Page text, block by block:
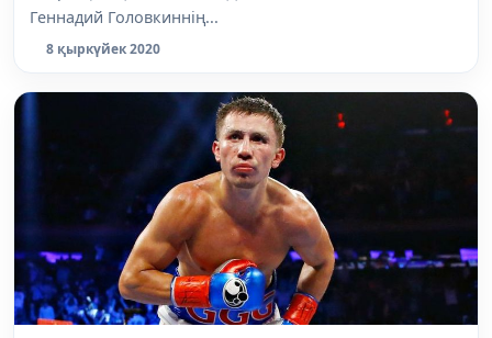
Геннадий Головкиннің...
8 қыркүйек 2020